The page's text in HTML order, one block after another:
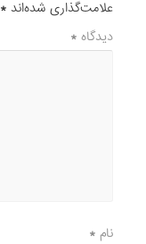
علامت‌گذاری شده‌اند*
دیدگاه*
نام*